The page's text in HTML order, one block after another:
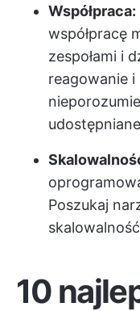
Współpraca:
współpracę
zespołami i
reagowanie i
Poszukaj
skalowalność
10